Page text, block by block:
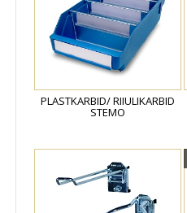
PLASTKARBID/ RIIULIKARBID
STEMO